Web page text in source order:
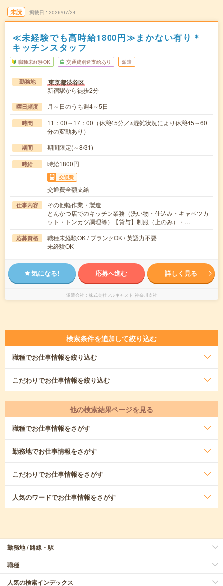
未読 掲載日 2026/07/24
≪未経験でも高時給1800円≫まかない有り＊
キッチンスタッフ
職種未経験OK 交通費別途支給あり 派遣
勤務地 東京都渋谷区
新宿駅から徒歩2分
曜日頻度 月～日のうち週4～5日
時間
11：00～17：00（休憩45分／※混雑状況により休憩45～60
分の変動あり）
期間 期間限定(～8/31)
時給 時給1800円
交通費
交通費全額支給
仕事内容
その他軽作業・製造
とんかつ店でのキッチン業務（洗い物・仕込み・キャベツカ
ット・トンカツ調理等）【貸与】制服（上のみ）・…
応募資格
職種未経験OK / ブランクOK / 英語力不要
未経験OK
気になる! 応募へ進む 詳しく見る
派遣会社 株式会社フルキャスト 神奈川支社
検索条件を追加して絞り込む
職種でお仕事情報を絞り込む
こだわりでお仕事情報を絞り込む
他の検索結果ページを見る
職種でお仕事情報をさがす
勤務地でお仕事情報をさがす
こだわりでお仕事情報をさがす
人気のワードでお仕事情報をさがす
勤務地 / 路線・駅
職種
人気の検索インデックス